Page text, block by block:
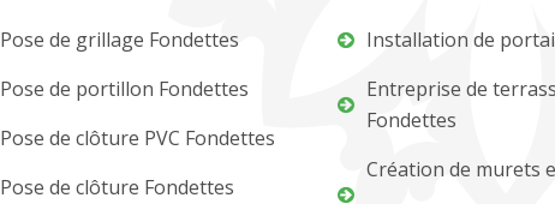
Pose de grillage Fondettes
Pose de portillon Fondettes
Pose de clôture PVC Fondettes
Pose de clôture Fondettes
Installation de
Entreprise de
Fondettes
Création de murets